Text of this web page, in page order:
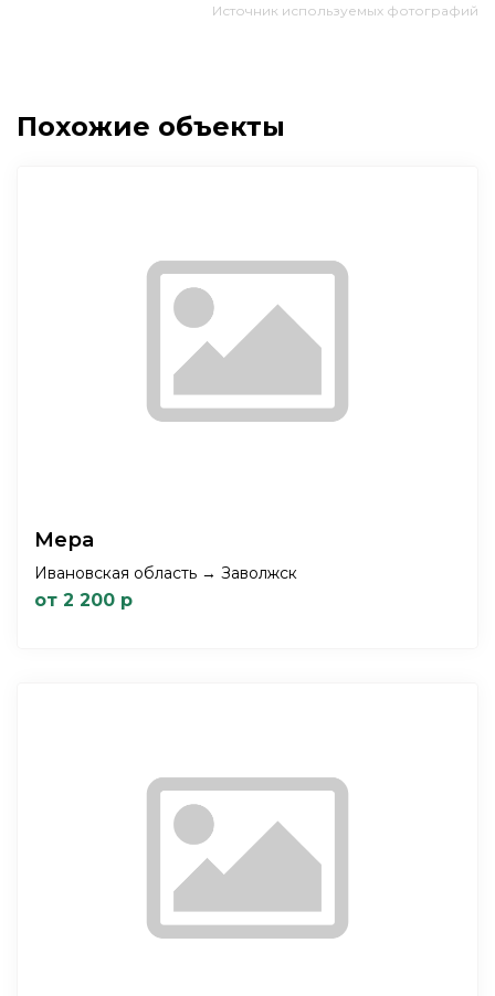
Источник используемых фотографий
Похожие объекты
Мера
Ивановская область → Заволжск
от 2 200 р